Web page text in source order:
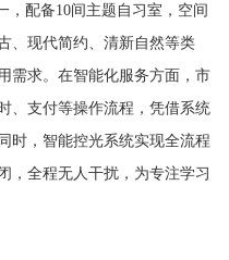
，配备10间主题自习室，空间
、现代简约、清新自然等类
需求。在智能化服务方面，市
、支付等操作流程，凭借系统
时，智能控光系统实现全流程
，全程无人干扰，为专注学习